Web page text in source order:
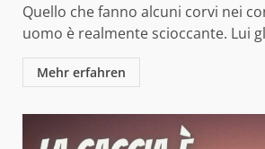
Quello che fanno alcuni corvi nei
uomo è realmente scioccante. Lui
Mehr erfahren